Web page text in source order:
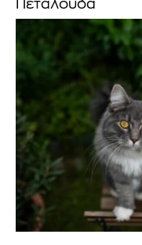
Πεταλούδα